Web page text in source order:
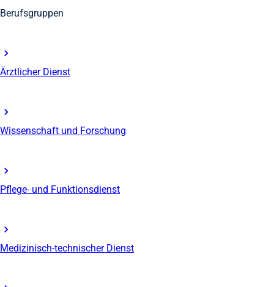
Berufsgruppen
Ärztlicher Dienst
Wissenschaft und Forschung
Pflege- und Funktionsdienst
Medizinisch-technischer Dienst